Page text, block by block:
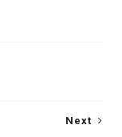
Next